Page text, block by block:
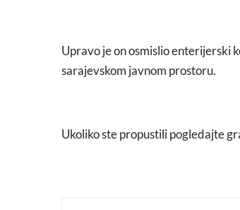
Upravo je on osmislio enterijerski
sarajevskom javnom prostoru.
Ukoliko ste propustili pogledajte